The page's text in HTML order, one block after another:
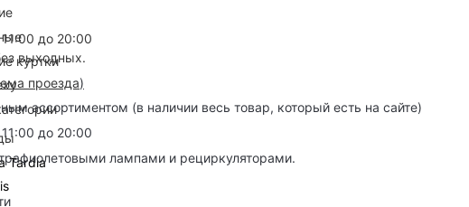
куртки
Tardia
до 20:00
выходных.
проезда)
ассортиментом (в наличии весь товар, который есть на сайте)
до 20:00
лампами и рециркуляторами.